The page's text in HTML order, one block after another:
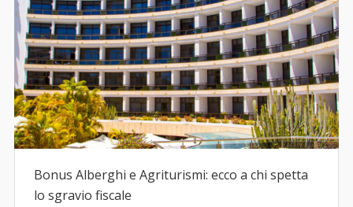
Bonus Alberghi e Agriturismi: ecco a chi spetta
lo sgravio fiscale